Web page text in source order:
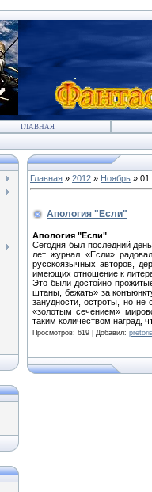
ГЛАВНАЯ
Главная » 2012 » Ноябрь » 01
Апология "Если"
Апология "Если"
Сегодня был последний
лет журнал «Если»
русскоязычных авторов,
имеющих отношение к
Это были достойно
штаны, бежать» за
занудности, остроты, но не
«золотым сечением»
таким количеством наград,
Просмотров: 619 Добавил: